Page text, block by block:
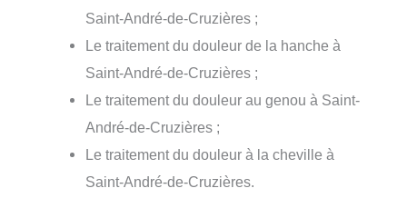
Saint-André-de-Cruzières ;
Le traitement du douleur de la hanche à
Saint-André-de-Cruzières ;
Le traitement du douleur au genou à Saint-
André-de-Cruzières ;
Le traitement du douleur à la cheville à
Saint-André-de-Cruzières.